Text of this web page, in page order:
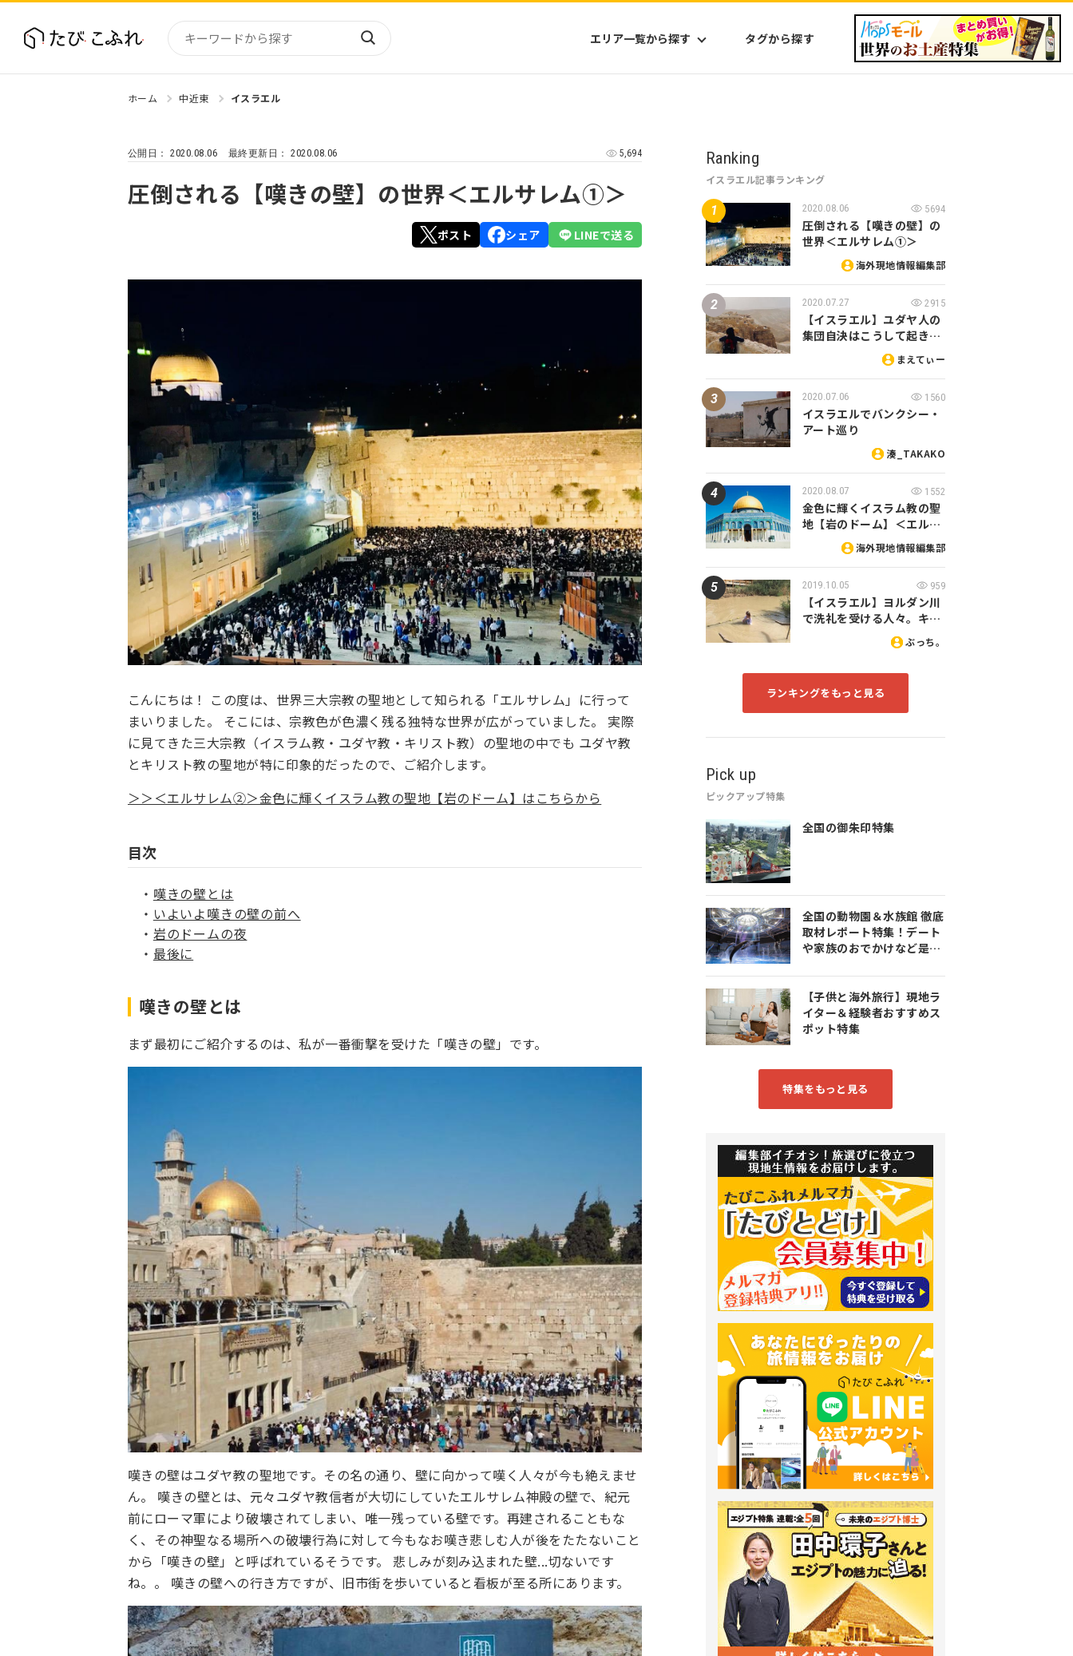
エリア一覧から探す タグから探す
東北
関東
中部・北陸
四国
九州
沖縄
アジア
北米
中南米
中近東
ハワイ
ミクロネシア
オセアニア
南太平洋
ホーム 中近東 イスラエル
公開日：2020.08.06 最終更新日：2020.08.06 5,694
圧倒される【嘆きの壁】の世界＜エルサレム①＞
ポスト シェア LINEで送る
こんにちは！ この度は、世界三大宗教の聖地として知られる「エルサレム」に行って
まいりました。 そこには、宗教色が色濃く残る独特な世界が広がっていました。 実際
に見てきた三大宗教（イスラム教・ユダヤ教・キリスト教）の聖地の中でも ユダヤ教
とキリスト教の聖地が特に印象的だったので、ご紹介します。
＞＞＜エルサレム②＞金色に輝くイスラム教の聖地【岩のドーム】はこちらから
目次
嘆きの壁とは
いよいよ嘆きの壁の前へ
岩のドームの夜
最後に
嘆きの壁とは
まず最初にご紹介するのは、私が一番衝撃を受けた「嘆きの壁」です。
嘆きの壁はユダヤ教の聖地です。その名の通り、壁に向かって嘆く人々が今も絶えませ
ん。 嘆きの壁とは、元々ユダヤ教信者が大切にしていたエルサレム神殿の壁で、紀元
前にローマ軍により破壊されてしまい、唯一残っている壁です。再建されることもな
く、その神聖なる場所への破壊行為に対して今もなお嘆き悲しむ人が後をたたないこと
から「嘆きの壁」と呼ばれているそうです。 悲しみが刻み込まれた壁...切ないです
ね。。 嘆きの壁への行き方ですが、旧市街を歩いていると看板が至る所にあります。
Ranking
イスラエル記事ランキング
2020.08.06 5694
圧倒される【嘆きの壁】の
世界＜エルサレム①＞
海外現地情報編集部
2020.07.27 2915
【イスラエル】ユダヤ人の
集団自決はこうして起き…
まえてぃー
2020.07.06 1560
イスラエルでバンクシー・
アート巡り
湊_TAKAKO
2020.08.07 1552
金色に輝くイスラム教の聖
地【岩のドーム】＜エル…
海外現地情報編集部
2019.10.05 959
【イスラエル】ヨルダン川
で洗礼を受ける人々。キ…
ぶっち。
ランキングをもっと見る
Pick up
ピックアップ特集
全国の御朱印特集
全国の動物園＆水族館 徹底
取材レポート特集！デート
や家族のおでかけなど是非
【子供と海外旅行】現地ラ
イター＆経験者おすすめス
ポット特集
特集をもっと見る